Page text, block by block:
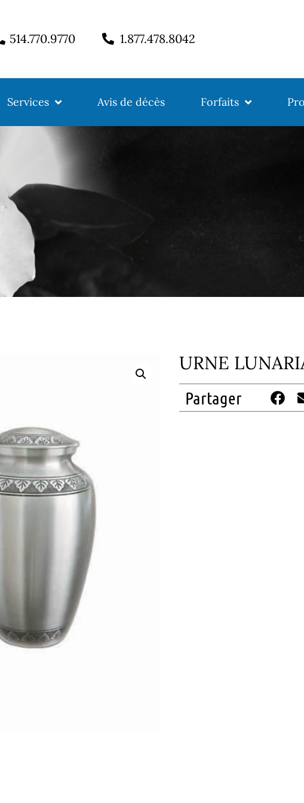
514.770.9770 1.877.478.8042
Services Avis de décès Forfaits
URNE
Partager